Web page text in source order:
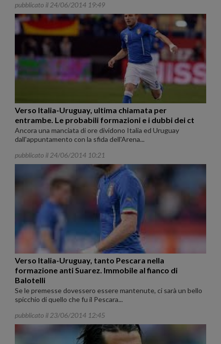
pubblicato il 24/06/2014 19:49
Verso Italia-Uruguay, ultima chiamata per
entrambe. Le probabili formazioni e i dubbi dei ct
Ancora una manciata di ore dividono Italia ed Uruguay
dall'appuntamento con la sfida dell'Arena...
pubblicato il 24/06/2014 10:21
Verso Italia-Uruguay, tanto Pescara nella
formazione anti Suarez. Immobile al fianco di
Balotelli
Se le premesse dovessero essere mantenute, ci sarà un bello
spicchio di quello che fu il Pescara...
pubblicato il 23/06/2014 12:45